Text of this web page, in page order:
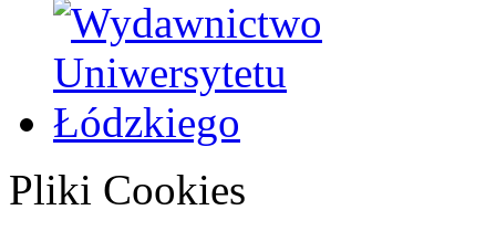
Pliki Cookies